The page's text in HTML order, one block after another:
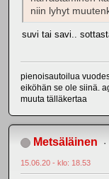
niin lyhyt
suvi tai savi..
pienoisautoilua
eiköhän se ole siinä.
muuta tälläkertaa
Metsäläinen
15.06.20 - klo: 18.53